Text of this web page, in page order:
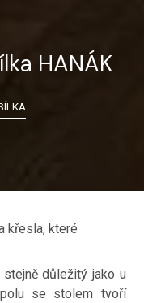
HANÁK
křesla, které
důležitý jako u
se stolem tvoří